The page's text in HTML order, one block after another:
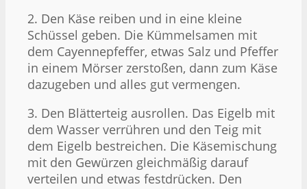
2. Den Käse reiben und in eine kleine
Schüssel geben. Die Kümmelsamen mit
dem Cayennepfeffer, etwas Salz und Pfeffer
in einem Mörser zerstoßen, dann zum Käse
dazugeben und alles gut vermengen.
3. Den Blätterteig ausrollen. Das Eigelb mit
dem Wasser verrühren und den Teig mit
dem Eigelb bestreichen. Die Käsemischung
mit den Gewürzen gleichmäßig darauf
verteilen und etwas festdrücken. Den